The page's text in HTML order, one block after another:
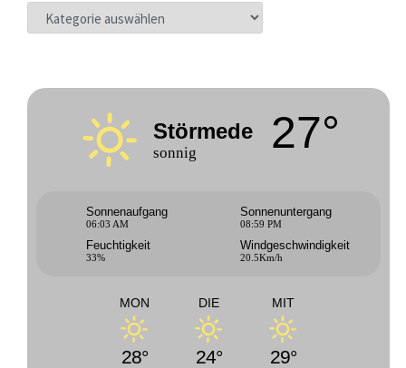
KATEGORIEN
Störmede
sonnig 27°
Sonnenaufgang
06:03 AM
Sonnenuntergang
08:59 PM
Feuchtigkeit
33%
Windgeschwindigkeit
20.5Km/h
MON
28°
DIE
24°
MIT
29°